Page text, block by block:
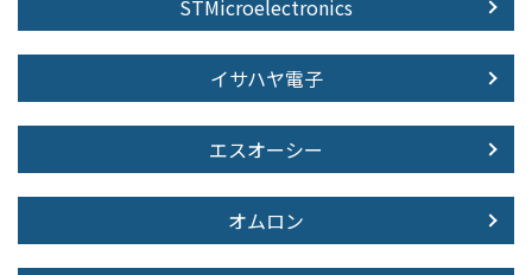
STMicroelectronics
イサハヤ電子
エスオーシー
オムロン